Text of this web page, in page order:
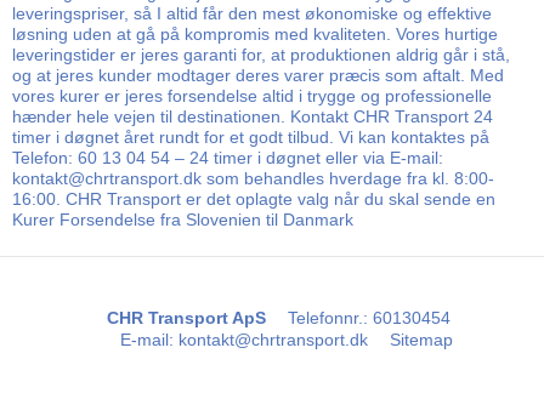
leveringspriser, så I altid får den mest økonomiske og effektive
løsning uden at gå på kompromis med kvaliteten. Vores hurtige
leveringstider er jeres garanti for, at produktionen aldrig går i stå,
og at jeres kunder modtager deres varer præcis som aftalt. Med
vores kurer er jeres forsendelse altid i trygge og professionelle
hænder hele vejen til destinationen. Kontakt CHR Transport 24
timer i døgnet året rundt for et godt tilbud. Vi kan kontaktes på
Telefon: 60 13 04 54 – 24 timer i døgnet eller via E-mail:
kontakt@chrtransport.dk som behandles hverdage fra kl. 8:00-
16:00. CHR Transport er det oplagte valg når du skal sende en
Kurer Forsendelse fra Slovenien til Danmark
CHR Transport ApS Telefonnr.: 60130454
E-mail: kontakt@chrtransport.dk Sitemap